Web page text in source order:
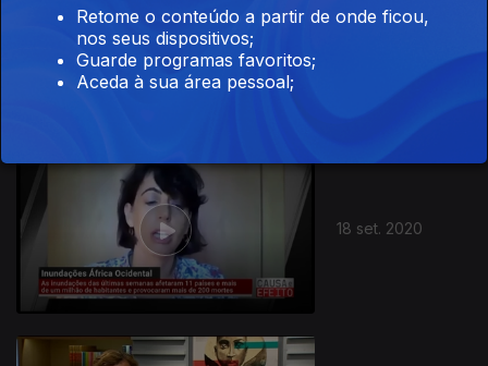
18 set. 2020
Retome o conteúdo a partir de onde ficou,
nos seus dispositivos;
Guarde programas favoritos;
Aceda à sua área pessoal;